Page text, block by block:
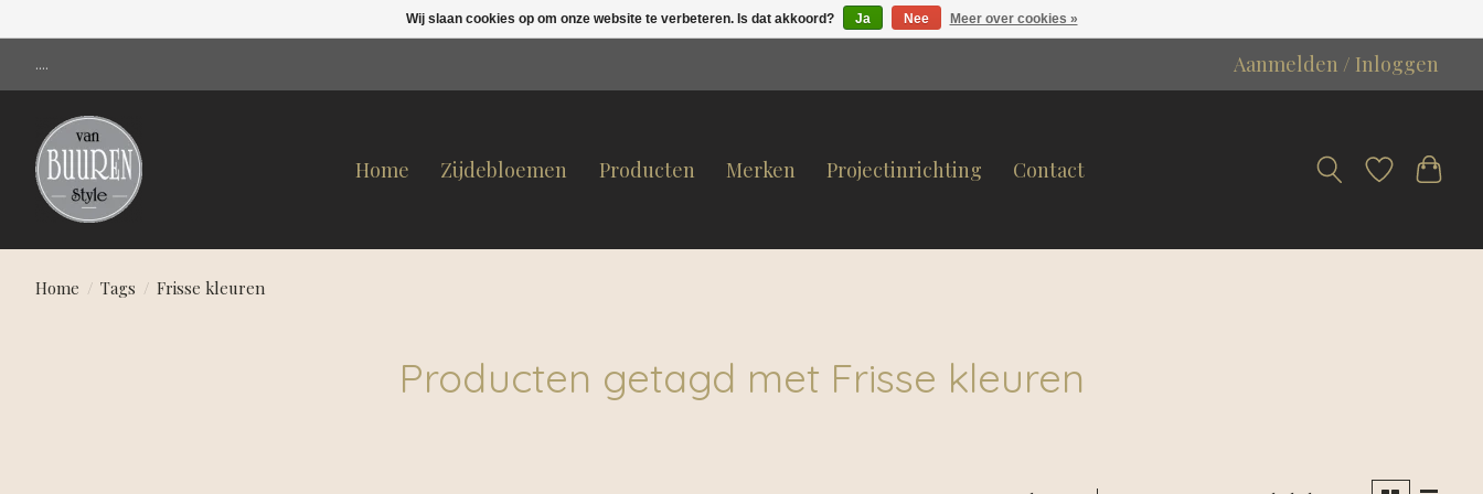
.... Aanmelden / Inloggen
Home Zijdebloemen Producten Merken Projectinrichting Contact
Home / Tags / Frisse kleuren
Producten getagd met Frisse kleuren
Wij slaan cookies op om onze website te verbeteren. Is dat akkoord? Ja Nee Meer over cookies »